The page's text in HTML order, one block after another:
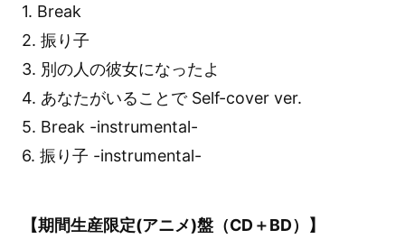
1. Break
2. 振り子
3. 別の人の彼女になったよ
4. あなたがいることで Self-cover ver.
5. Break -instrumental-
6. 振り子 -instrumental-
【期間生産限定(アニメ)盤（CD＋BD）】